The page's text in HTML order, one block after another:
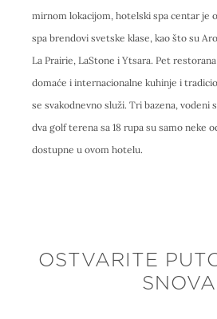
mirnom lokacijom, hotelski spa centar je
spa brendovi svetske klase, kao što su
La Prairie, LaStone i Ytsara. Pet
domaće i internacionalne kuhinje i
se svakodnevno služi. Tri bazena, vodeni
dva golf terena sa 18 rupa su samo neke
dostupne u ovom hotelu.
OSTVARITE
SNOVA